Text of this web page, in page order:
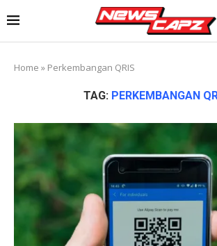
Home » Perkembangan QRIS
TAG: PERKEMBANGAN